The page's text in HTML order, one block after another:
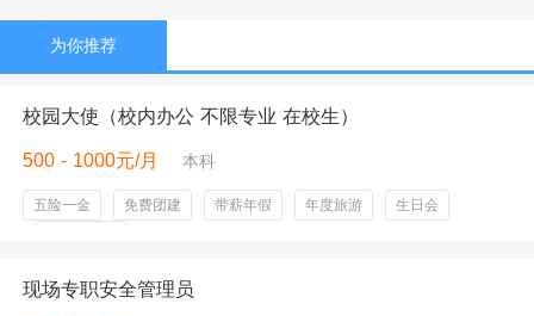
为你推荐
校园大使（校内办公 不限专业 在校生）
500 - 1000元/月 本科
五险一金 免费团建 带薪年假 年度旅游
生日会
现场专职安全管理员